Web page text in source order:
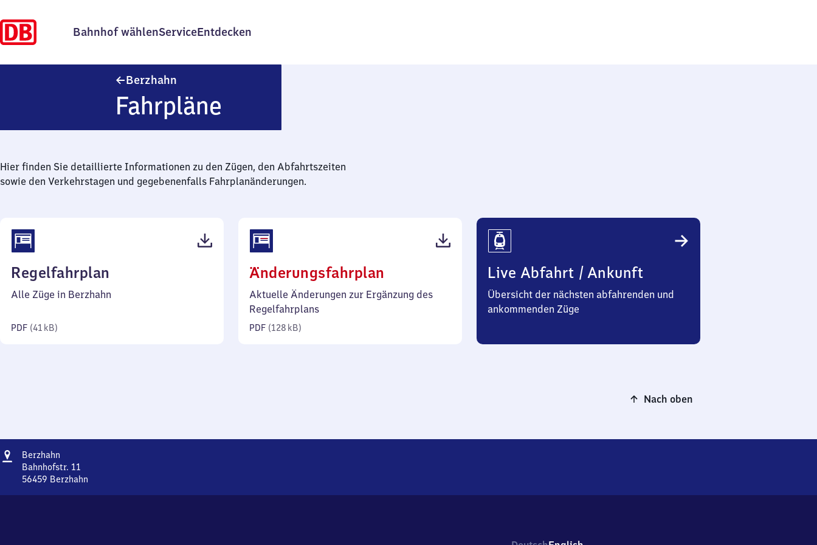
Bahnhof wählenServiceEntdecken
Berzhahn
Fahrpläne
Hier finden Sie detaillierte Informationen zu den Zügen, den Abfahrtszeiten
sowie den Verkehrstagen und gegebenenfalls Fahrplanänderungen.
Regelfahrplan
41
Alle Züge in Berzhahn
PDF (41 kB)
Änderungsfahrplan
128
Aktuelle Änderungen zur Ergänzung des
Regelfahrplans
PDF (128 kB)
Live Abfahrt / Ankunft
Übersicht der nächsten abfahrenden und
ankommenden Züge
Nach oben
Adresse
Berzhahn
Bahnhofstr. 11
56459 Berzhahn